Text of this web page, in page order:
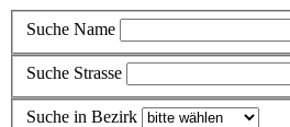
Suche Name
Suche Strasse
Suche in Bezirk